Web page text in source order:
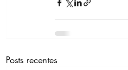
Posts recentes